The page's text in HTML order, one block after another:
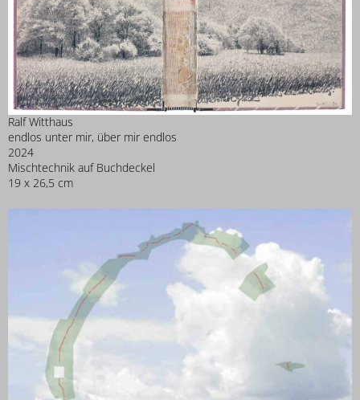
Ralf Witthaus
endlos unter mir, über mir endlos
2024
Mischtechnik auf Buchdeckel
19 x 26,5 cm